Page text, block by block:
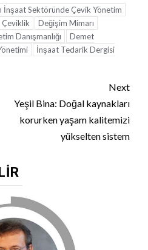
İnşaat Sektöründe Çevik Yönetim
Çeviklik
Değişim Mimarı
Danışmanlığı
Demet
İnşaat Tedarik Dergisi
Next
Yeşil Bina: Doğal kaynakları
korurken yaşam kalitemizi
yükselten sistem